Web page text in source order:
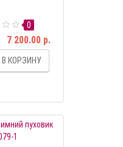
0
7 200.00 р.
В КОРЗИНУ